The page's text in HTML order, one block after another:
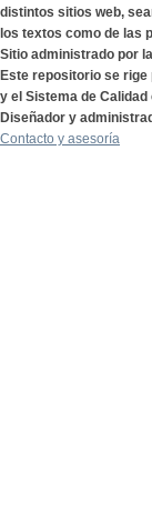
distintos sitios web,
los textos como de las
Sitio administrado por
Este repositorio se
y el Sistema de
Diseñador y
Contacto y asesoría